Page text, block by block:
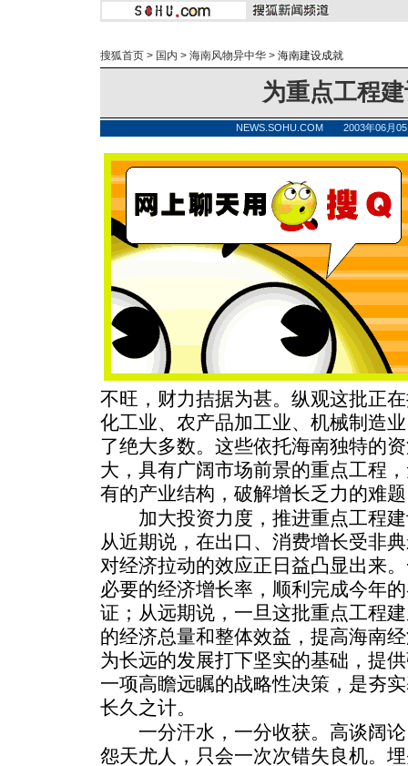
搜狐首页 > 国内 > 海南风物异中华 > 海南建设成就
为重点工程
NEWS.SOHU.COM 2003年06月
不旺，财力拮据为甚。纵观这批正
化工业、农产品加工业、机械制造
了绝大多数。这些依托海南独特的
大，具有广阔市场前景的重点工程
有的产业结构，破解增长乏力的难
加大投资力度，推进重点工程建
从近期说，在出口、消费增长受非
对经济拉动的效应正日益凸显出来
必要的经济增长率，顺利完成今年
证；从远期说，一旦这批重点工程
的经济总量和整体效益，提高海南
为长远的发展打下坚实的基础，提
一项高瞻远瞩的战略性决策，是夯
长久之计。
一分汗水，一分收获。高谈阔论
怨天尤人，只会一次次错失良机。